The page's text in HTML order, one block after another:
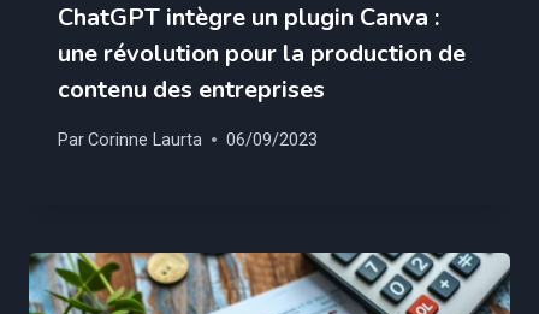
ChatGPT intègre un plugin Canva :
une révolution pour la production de
contenu des entreprises
ParCorinne Laurta 06/09/2023